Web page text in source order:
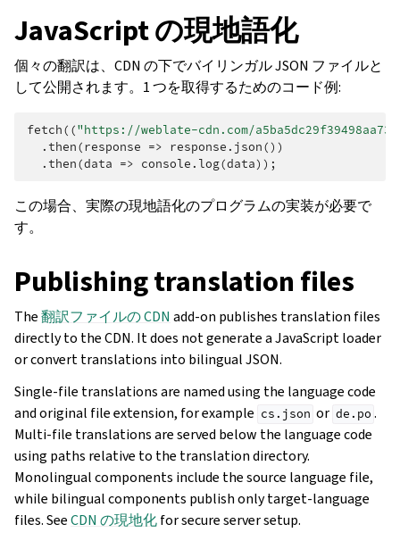
JavaScript の現地語化
個々の翻訳は、CDN の下でバイリンガル JSON ファイルと
して公開されます。1 つを取得するためのコード例:
fetch(("https://weblate-cdn.com/
. then(response => response . json())
. then(data => console . log(data));
この場合、実際の現地語化のプログラムの実装が必要で
す。
Publishing translation files
The翻訳ファイルの CDN add-on publishes translation files
directly to the CDN. It does not generate a JavaScript loader
or convert translations into bilingual JSON.
Single-file translations are named using the language code
and original file extension, for example cs.json or de.po .
Multi-file translations are served below the language code
using paths relative to the translation directory.
Monolingual components include the source language file,
while bilingual components publish only target-language
files. SeeCDN の現地化for secure server setup.